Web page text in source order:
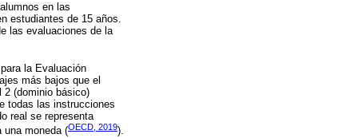
en las
estudiantes de 15 años.
las evaluaciones de la
la Evaluación
más bajos que el
2 (dominio básico)
todas las instrucciones
real se representa
una moneda (OECD, 2019).